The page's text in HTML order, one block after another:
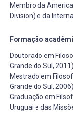
Membro da
Division) e da
Formação
Doutorado em
Grande do Sul, 2011)
Mestrado em
Grande do Sul, 2006)
Graduação em
Uruguai e das